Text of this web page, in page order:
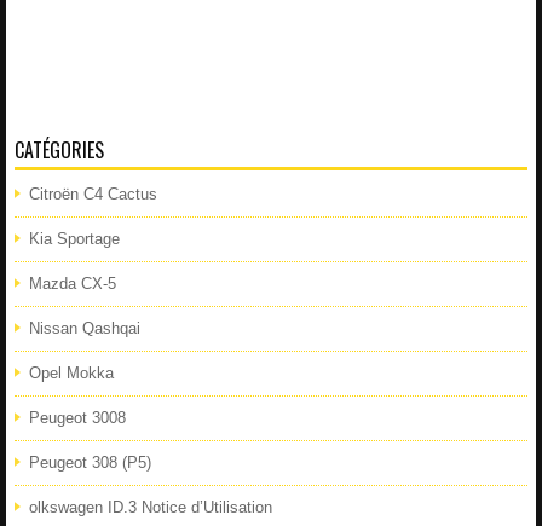
CATÉGORIES
Citroën C4 Cactus
Kia Sportage
Mazda CX-5
Nissan Qashqai
Opel Mokka
Peugeot 3008
Peugeot 308 (P5)
olkswagen ID.3 Notice d’Utilisation